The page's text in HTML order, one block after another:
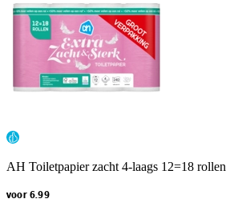
AH Toiletpapier zacht 4-laags 12=18 rollen
voor 6.99